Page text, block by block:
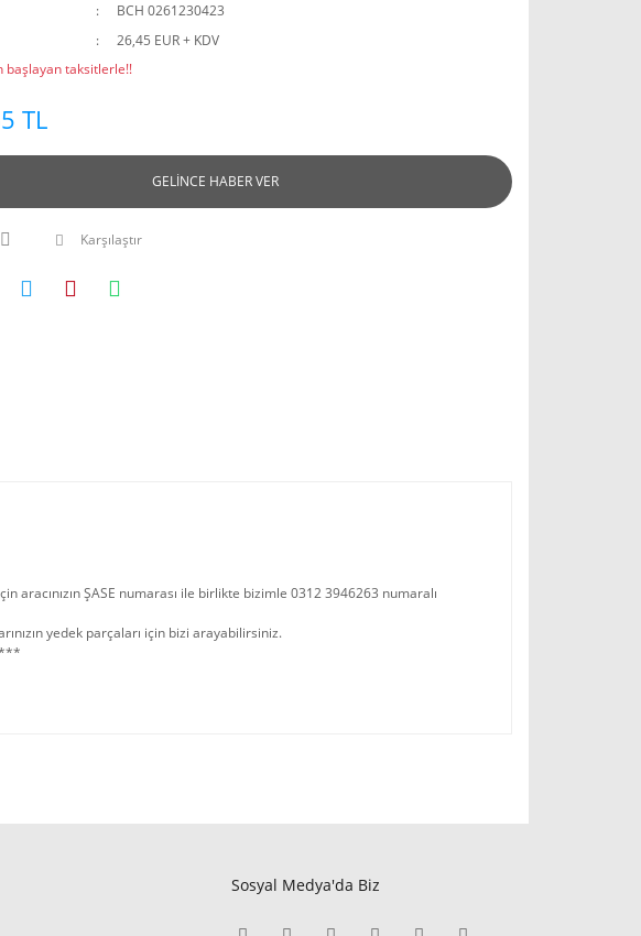
BCH 0261230423
26,45 EUR + KDV
başlayan taksitlerle!!
TL
GELİNCE HABER VER
Karşılaştır
ŞASE numarası ile birlikte bizimle 0312 3946263 numaralı
yedek parçaları için bizi arayabilirsiniz.
Sosyal Medya'da Biz